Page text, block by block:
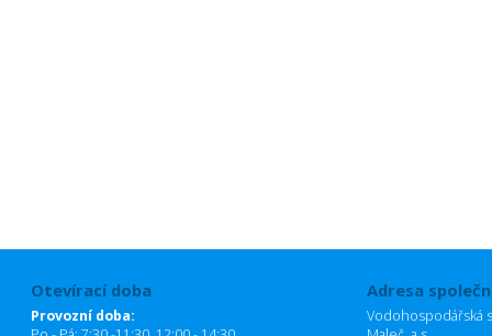
Otevírací doba
Provozní doba:
Adresa
Vodohospodářská